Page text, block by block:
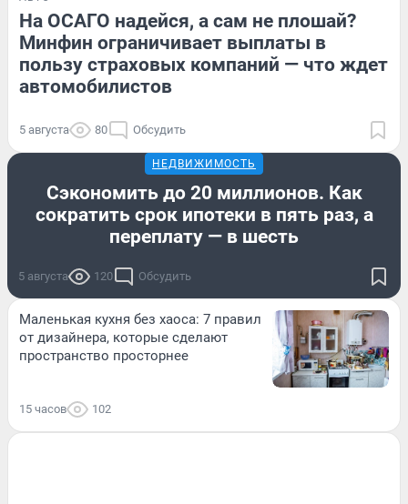
На ОСАГО надейся, а сам не плошай?
Минфин ограничивает выплаты в
пользу страховых компаний — что ждет
автомобилистов
5 августа 80 Обсудить
НЕДВИЖИМОСТЬ
Сэкономить до 20 миллионов. Как
сократить срок ипотеки в пять раз, а
переплату — в шесть
5 августа 120 Обсудить
Маленькая кухня без хаоса: 7 правил
от дизайнера, которые сделают
пространство просторнее
15 часов 102